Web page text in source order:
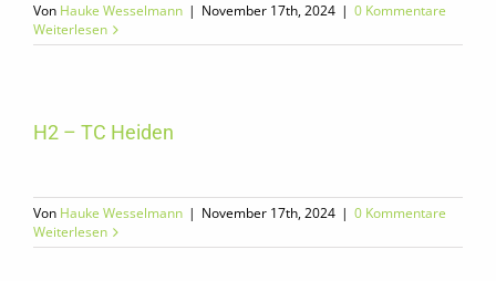
Von Hauke Wesselmann | November 17th, 2024 | 0 Kommentare
Weiterlesen
H2 – TC Heiden
Von Hauke Wesselmann | November 17th, 2024 | 0 Kommentare
Weiterlesen